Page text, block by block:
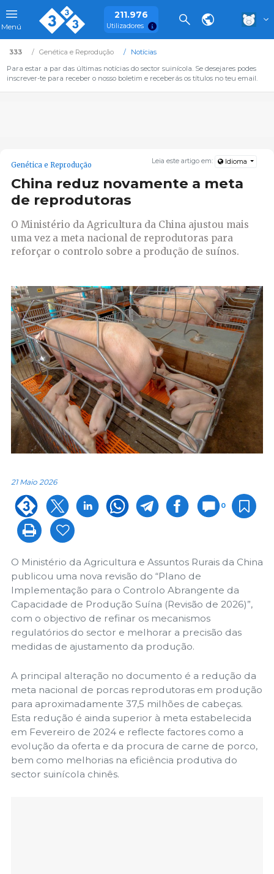
Menú
211.976
Utilizadores
333 Genética e Reprodução
Notícias
Para estar a par das últimas notícias do sector suinícola. Se desejares podes
inscrever-te para receber o nosso boletim e receberás os títulos no teu email.
Leia este artigo em: Idioma
Genética e Reprodução
China reduz novamente a meta
de reprodutoras
O Ministério da Agricultura da China ajustou mais
uma vez a meta nacional de reprodutoras para
reforçar o controlo sobre a produção de suínos.
21 Maio 2026
0
O Ministério da Agricultura e Assuntos Rurais da China
publicou uma nova revisão do “Plano de
Implementação para o Controlo Abrangente da
Capacidade de Produção Suína (Revisão de 2026)”,
com o objectivo de refinar os mecanismos
regulatórios do sector e melhorar a precisão das
medidas de ajustamento da produção.
A principal alteração no documento é a redução da
meta nacional de porcas reprodutoras em produção
para aproximadamente 37,5 milhões de cabeças.
Esta redução é ainda superior à meta estabelecida
em Fevereiro de 2024 e reflecte factores como a
evolução da oferta e da procura de carne de porco,
bem como melhorias na eficiência produtiva do
sector suinícola chinês.